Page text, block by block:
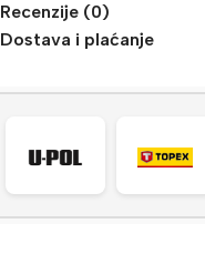
Recenzije (0)
Dostava i plaćanje